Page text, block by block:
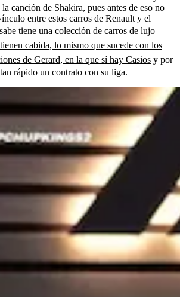
canción de Shakira, pues antes de eso no
entre estos carros de Renault y el
tiene una colección de carros de lujo
cabida, lo mismo que sucede con los
de Gerard, en la que sí hay Casios y por
rápido un contrato con su liga.